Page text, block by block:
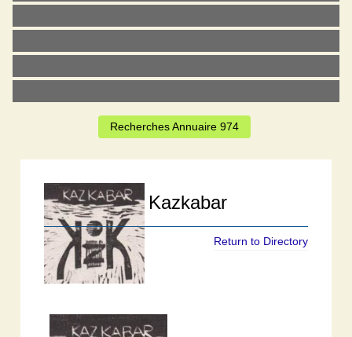
Recherches Annuaire 974
Kazkabar
Return to Directory